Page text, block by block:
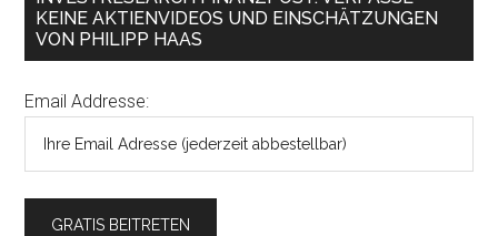
KEINE AKTIENVIDEOS UND EINSCHÄTZUNGEN
VON PHILIPP HAAS
Email Addresse: